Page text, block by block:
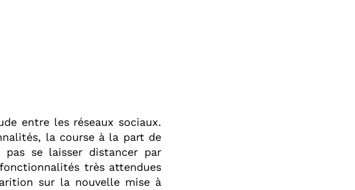
entre les réseaux sociaux.
la course à la part de
pas se laisser distancer par
très attendues
sur la nouvelle mise à